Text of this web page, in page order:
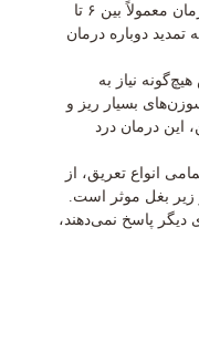
نتایج آن برای مدت طولانی ادامه دارند. این درمان معمولاً بین ۶ تا
تمدید دوباره درمان
نیاز به
بسیار ریز و
درمان درد
انواع تعریق، از
بغل موثر است.
دیگر پاسخ نمی‌دهند،